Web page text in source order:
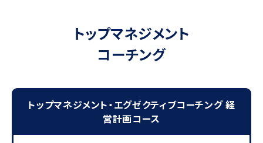
トップマネジメント
コーチング
トップマネジメント・エグゼクティブコーチング 経
営計画コース